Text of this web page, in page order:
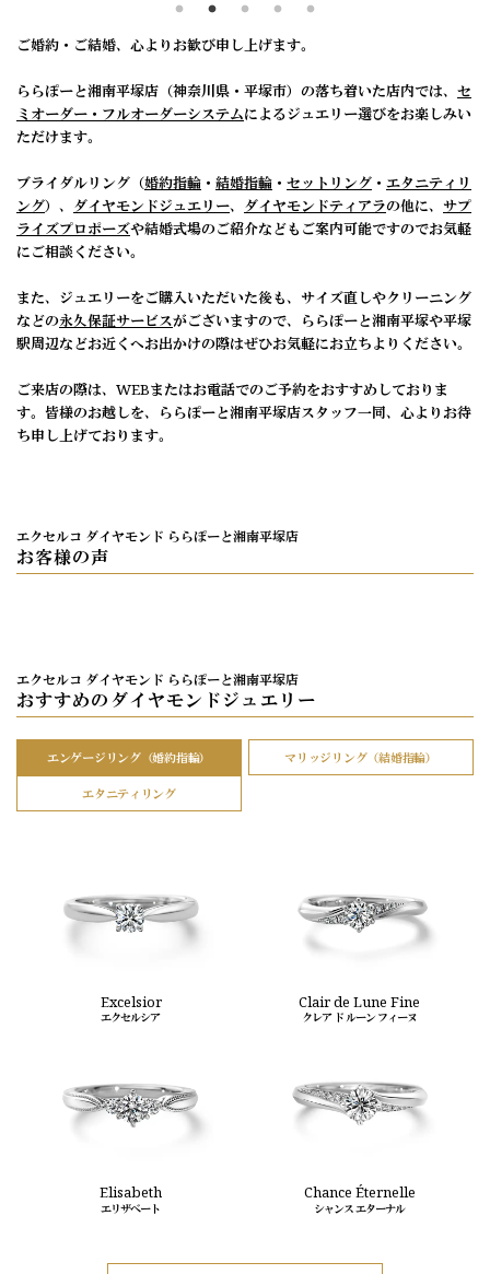
ご婚約・ご結婚、心よりお歓び申し上げます。
ららぽーと湘南平塚店（神奈川県・平塚市）の落ち着いた店内では、 セ
ミオーダー・フルオーダーシステムによるジュエリー選びをお楽しみい
ただけます。
ブライダルリング（婚約指輪 ・ 結婚指輪 ・ セットリング ・ エタニティリ
ング）、 ダイヤモンドジュエリー、 ダイヤモンドティアラの他に、 サプ
ライズプロポーズや結婚式場のご紹介などもご案内可能ですのでお気軽
にご相談ください。
また、ジュエリーをご購入いただいた後も、サイズ直しやクリーニング
などの永久保証サービスがございますので、ららぽーと湘南平塚や平塚
駅周辺などお近くへお出かけの際はぜひお気軽にお立ちよりください。
ご来店の際は、WEBまたはお電話でのご予約をおすすめしておりま
す。皆様のお越しを、ららぽーと湘南平塚店スタッフ一同、心よりお待
ち申し上げております。
エクセルコ ダイヤモンド ららぽーと湘南平塚店
お客様の声
エクセルコ ダイヤモンド ららぽーと湘南平塚店
おすすめのダイヤモンドジュエリー
エンゲージリング（婚約指輪） マリッジリング（結婚指輪）
エタニティリング
Excelsior
エクセルシア
Clair de Lune Fine
クレア ド ルーン フィーヌ
Elisabeth
エリザベート
Chance Éternelle
シャンス エターナル